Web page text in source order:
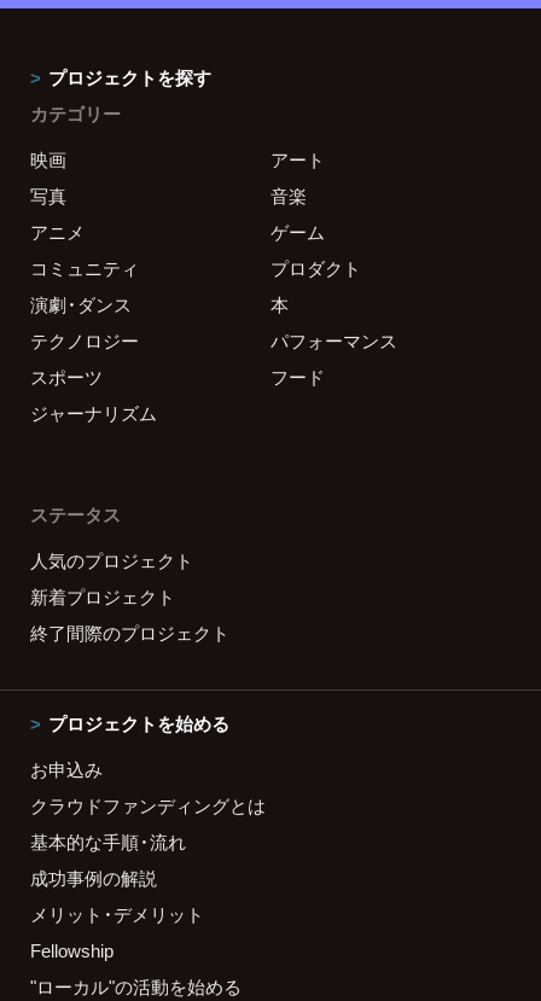
プロジェクトを探す
カテゴリー
映画
アート
写真
音楽
アニメ
ゲーム
コミュニティ
プロダクト
演劇・ダンス
本
テクノロジー
パフォーマンス
スポーツ
フード
ジャーナリズム
ステータス
人気のプロジェクト
新着プロジェクト
終了間際のプロジェクト
プロジェクトを始める
お申込み
クラウドファンディングとは
基本的な手順・流れ
成功事例の解説
メリット・デメリット
Fellowship
"ローカル"の活動を始める